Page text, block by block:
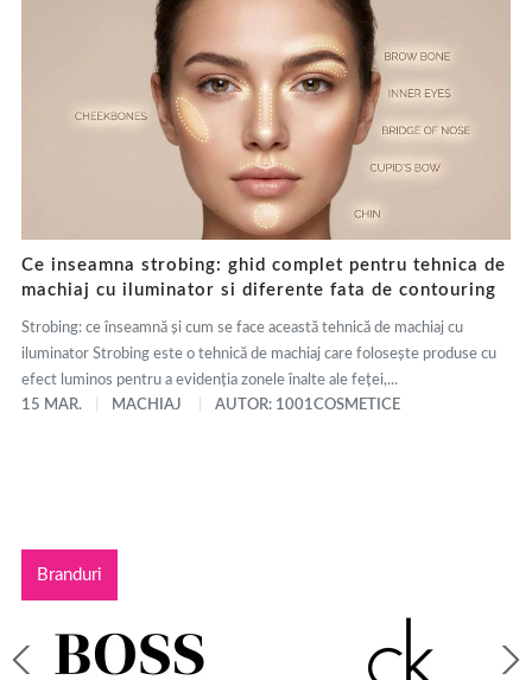
Ce inseamna strobing: ghid complet pentru tehnica de
machiaj cu iluminator si diferente fata de contouring
Strobing: ce înseamnă și cum se face această tehnică de machiaj cu
iluminator Strobing este o tehnică de machiaj care folosește produse cu
efect luminos pentru a evidenția zonele înalte ale feței,...
15 MAR.
MACHIAJ AUTOR: 1001COSMETICE
Branduri